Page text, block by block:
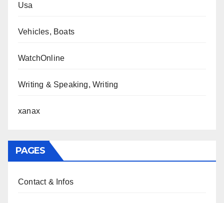
Usa
Vehicles, Boats
WatchOnline
Writing & Speaking, Writing
xanax
PAGES
Contact & Infos